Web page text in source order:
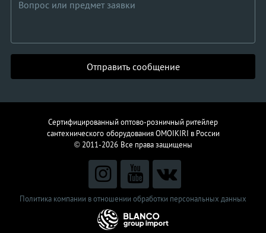
Отправить сообщение
Сертифицированный оптово-розничный ритейлер
сантехнического оборудованияOMOIKIRI в России
© 2011-2026 Все права защищены
Политика компании в отношении обработки персональных данных